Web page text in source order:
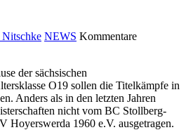
Nitschke NEWS Kommentare
der sächsischen
O19 sollen die Titelkämpfe in
Anders als in den letzten Jahren
nicht vom BC Stollberg-
Hoyerswerda 1960 e.V. ausgetragen.